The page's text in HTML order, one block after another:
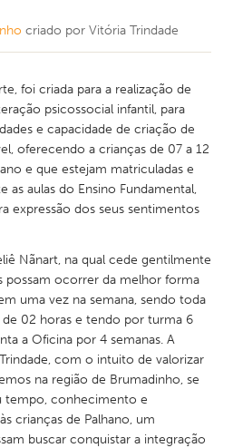
criado por Vitória Trindade
foi criada para a realização de
psicossocial infantil, para
e capacidade de criação de
oferecendo a crianças de 07 a 12
e que estejam matriculadas e
as aulas do Ensino Fundamental,
expressão dos seus sentimentos
Nãnart, na qual cede gentilmente
possam ocorrer da melhor forma
uma vez na semana, sendo toda
02 horas e tendo por turma 6
a Oficina por 4 semanas. A
com o intuito de valorizar
na região de Brumadinho, se
tempo, conhecimento e
crianças de Palhano, um
buscar conquistar a integração